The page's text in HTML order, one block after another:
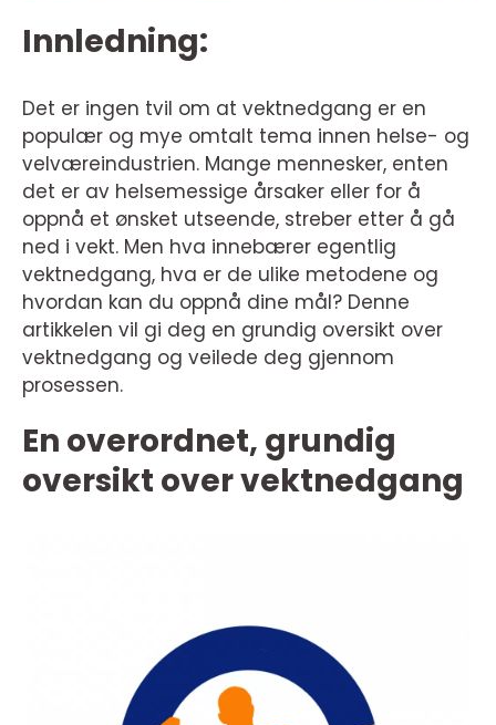
Innledning:
Det er ingen tvil om at vektnedgang er en
populær og mye omtalt tema innen helse- og
velværeindustrien. Mange mennesker, enten
det er av helsemessige årsaker eller for å
oppnå et ønsket utseende, streber etter å gå
ned i vekt. Men hva innebærer egentlig
vektnedgang, hva er de ulike metodene og
hvordan kan du oppnå dine mål? Denne
artikkelen vil gi deg en grundig oversikt over
vektnedgang og veilede deg gjennom
prosessen.
En overordnet, grundig
oversikt over vektnedgang